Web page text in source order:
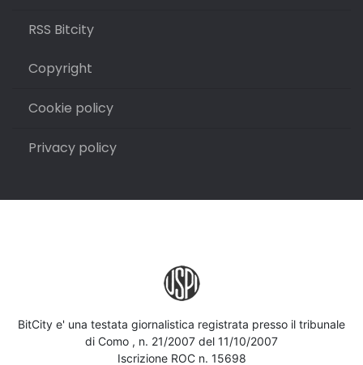
RSS Bitcity
Copyright
Cookie policy
Privacy policy
BitCity e' una testata giornalistica registrata presso il tribunale
di Como , n. 21/2007 del 11/10/2007
Iscrizione ROC n. 15698